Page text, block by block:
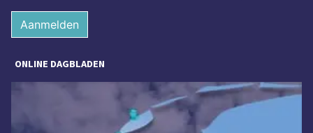
Aanmelden
ONLINE DAGBLADEN